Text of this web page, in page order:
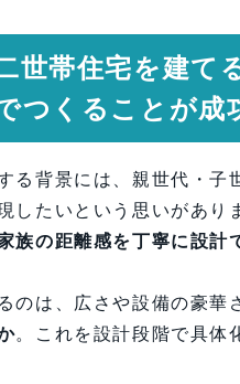
帯住宅ほど重要
たい設計視点
柔軟性
合いながら心地よく暮ら
せ】
世帯住宅を建て
つくることが成
る背景には、親世代・子
したいという思いがあり
族の距離感を丁寧に設計
のは、広さや設備の豪華
。これを設計段階で具体